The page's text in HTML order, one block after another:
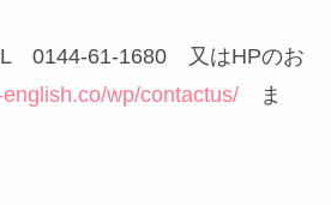
0144-61-1680 又はHPのお
wp/contactus/ま